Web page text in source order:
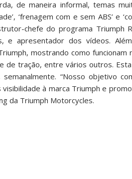
de maneira informal, temas
‘frenagem com e sem ABS’ e
chefe do programa Triumph
e apresentador dos vídeos.
mostrando como
de tração, entre vários outros.
semanalmente. “Nosso objetivo
à marca Triumph e
da Triumph Motorcycles.